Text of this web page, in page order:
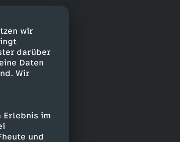
wir
darüber
Daten
Wir
Erlebnis im
und